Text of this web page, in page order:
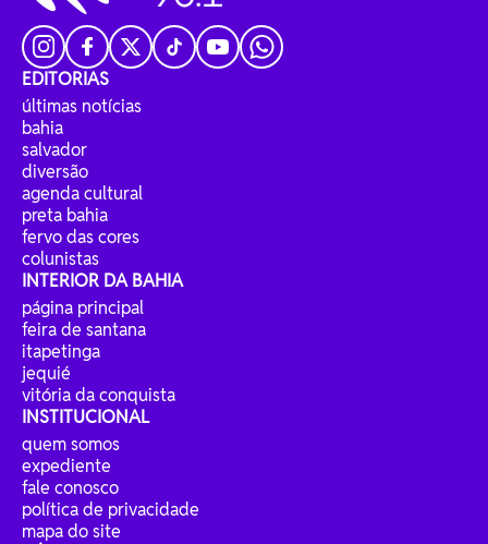
EDITORIAS
últimas notícias
bahia
salvador
diversão
agenda cultural
preta bahia
fervo das cores
colunistas
INTERIOR DA BAHIA
página principal
feira de santana
itapetinga
jequié
vitória da conquista
INSTITUCIONAL
quem somos
expediente
fale conosco
política de privacidade
mapa do site